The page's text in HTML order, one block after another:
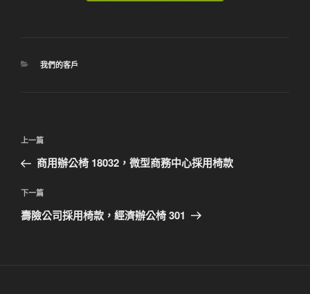
分
我們的客戶
文
導
覽
上
一
文
章
上一篇
商用辦公椅 18032，微型商務中心採用椅款
下
一
下一篇
壽險公司採用椅款，經濟辦公椅 301